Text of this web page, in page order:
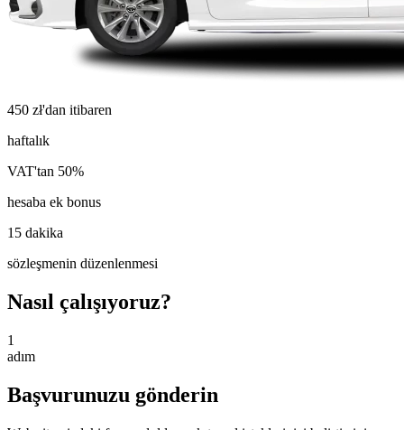
450 zł'dan itibaren
haftalık
VAT'tan 50%
hesaba ek bonus
15 dakika
sözleşmenin düzenlenmesi
Nasıl çalışıyoruz?
1
adım
Başvurunuzu gönderin